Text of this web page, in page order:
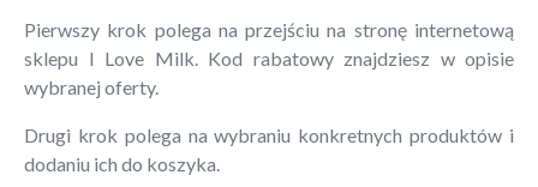
Pierwszy krok polega na przejściu na stronę internetową
sklepu I Love Milk. Kod rabatowy znajdziesz w opisie
wybranej oferty.
Drugi krok polega na wybraniu konkretnych produktów i
dodaniu ich do koszyka.